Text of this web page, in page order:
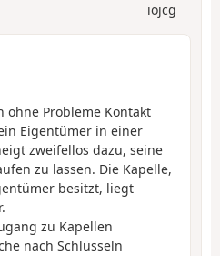
iojcg
ohne Probleme Kontakt
Eigentümer in einer
zweifellos dazu, seine
zu lassen. Die Kapelle,
besitzt, liegt
zu Kapellen
nach Schlüsseln